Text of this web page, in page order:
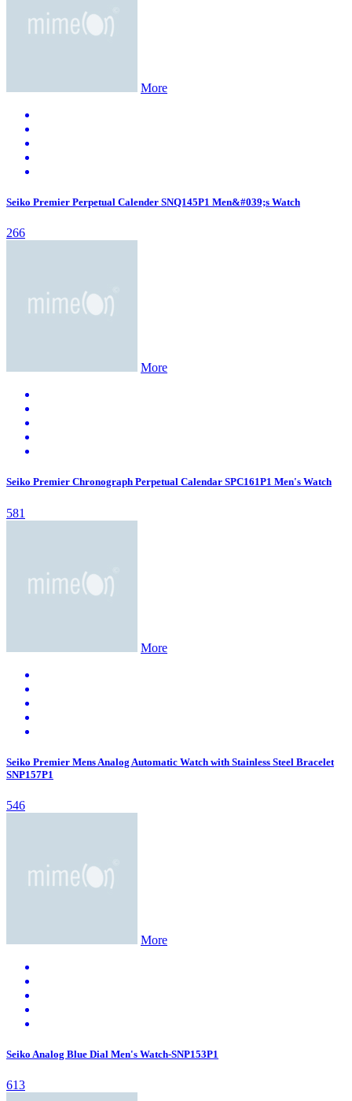
More
Seiko Premier Perpetual Calender SNQ145P1 Men&#039;s Watch
266
More
Seiko Premier Chronograph Perpetual Calendar SPC161P1 Men's Watch
581
More
Seiko Premier Mens Analog Automatic Watch with Stainless Steel Bracelet
SNP157P1
546
More
Seiko Analog Blue Dial Men's Watch-SNP153P1
613